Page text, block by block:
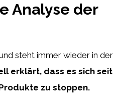
Analyse der
steht immer wieder in der
erklärt, dass es sich seit
zu stoppen.